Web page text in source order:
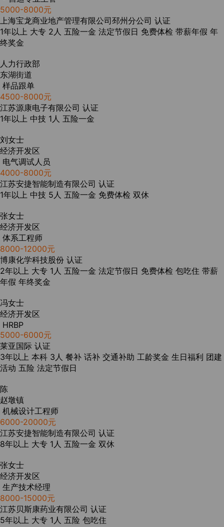
5000-8000元
上海宝龙商业地产管理有限公司邳州分公司 认证
1年以上 大专 2人 五险一金 法定节假日 免费体检 带薪年假 年
终奖金
人力行政部
东湖街道
样品跟单
4500-8000元
江苏源康电子有限公司 认证
1年以上 中技 1人 五险一金
刘女士
经济开发区
电气调试人员
4000-8000元
江苏安捷智能制造有限公司 认证
1年以上 中技 5人 五险一金 免费体检 双休
张女士
经济开发区
体系工程师
8000-12000元
博康化学科技股份 认证
2年以上 大专 1人 五险一金 法定节假日 免费体检 包吃住 带薪
年假 年终奖金
冯女士
经济开发区
HRBP
5000-6000元
莱亚国际 认证
3年以上 本科 3人 餐补 话补 交通补助 工龄奖金 生日福利 团建
活动 五险 法定节假日
陈
赵墩镇
机械设计工程师
6000-20000元
江苏安捷智能制造有限公司 认证
8年以上 大专 1人 五险一金 双休
张女士
经济开发区
生产技术经理
8000-15000元
江苏贝斯康药业有限公司 认证
5年以上 大专 1人 五险 包吃住